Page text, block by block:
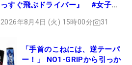
っすぐ飛ぶドライバー』 #女子プ
2026年8月4日 (火) 15時00分 31
「手首のこねには、逆テーパ
ー！」 NO1-GRIPから引っか